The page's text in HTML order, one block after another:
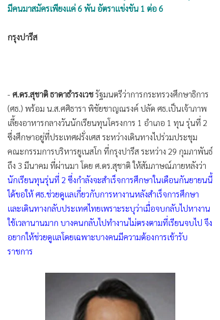
• ผู้จัดกวน
• Green Innovation & SD
การเมือง
• ท่องเที่ยว
• กีฬา
ต่างประเทศ
• Special Scoop
• เศรษฐกิจ-ธุรกิจ
• จีน
• ชุมชน-คุณภาพชีวิต
• อาชญากรรม
• Motoring
• เกม
มีคนมาสมัครเพียงแค่ 6 พัน อัตราแข่งขัน 1 ต่อ 6
กรุงปารีส
-ศ.ดร.สุชาติ ธาดาธำรงเวชรัฐมนตรีว่าการกระทรวงศึกษาธิการ
(ศธ.) พร้อม น.ส.ศศิธารา พิชัยชาญณรงค์ ปลัด ศธ.เป็นเจ้าภาพ
เลี้ยงอาหารกลางวันนักเรียนทุนโครงการ 1 อำเภอ 1 ทุน รุ่นที่ 2
ซึ่งศึกษาอยู่ที่ประเทศฝรั่งเศส ระหว่างเดินทางไปร่วมประชุม
คณะกรรมการบริหารยูเนสโก ที่กรุงปารีส ระหว่าง 29 กุมภาพันธ์
ถึง 3 มีนาคม ที่ผ่านมา โดย ศ.ดร.สุชาติ ให้สัมภาษณ์ภายหลังว่า
นักเรียนทุนรุ่นที่ 2 ซึ่งกำลังจะสำเร็จการศึกษาในเดือนกันยายนนี้
ได้ขอให้ ศธ.ช่วยดูแลเกี่ยวกับการหางานหลังสำเร็จการศึกษา
และเดินทางกลับประเทศไทยเพราะระบุว่าเมื่อจบกลับไปหางาน
ใช้เวลานานมาก บางคนกลับไปทำงานไม่ตรงตามที่เรียนจบไป จึง
อยากให้ช่วยดูแลโดยเฉพาะบางคนมีความต้องการเข้ารับ
ราชการ